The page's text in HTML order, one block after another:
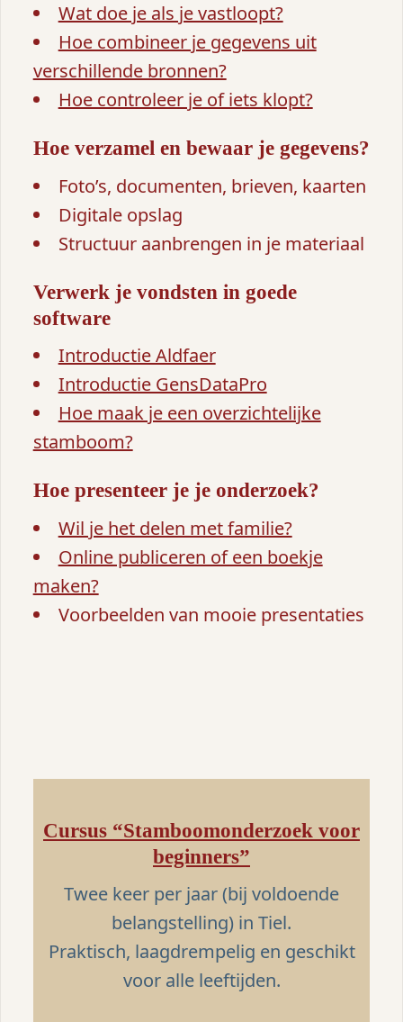
Wat doe je als je vastloopt?
Hoe combineer je gegevens uit
verschillende bronnen?
Hoe controleer je of iets klopt?
Hoe verzamel en bewaar je gegevens?
Foto’s, documenten, brieven, kaarten
Digitale opslag
Structuur aanbrengen in je materiaal
Verwerk je vondsten in goede
software
Introductie Aldfaer
Introductie GensDataPro
Hoe maak je een overzichtelijke
stamboom?
Hoe presenteer je je onderzoek?
Wil je het delen met familie?
Online publiceren of een boekje
maken?
Voorbeelden van mooie presentaties
Cursus “Stamboomonderzoek voor
beginners”
Twee keer per jaar (bij voldoende
belangstelling) in Tiel.
Praktisch, laagdrempelig en geschikt
voor alle leeftijden.